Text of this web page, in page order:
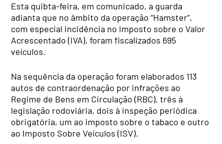
Esta quibta-feira, em comunicado, a guarda
adianta que no âmbito da operação “Hamster”,
com especial incidência no Imposto sobre o Valor
Acrescentado (IVA), foram fiscalizados 695
veículos.
Na sequência da operação foram elaborados 113
autos de contraordenação por infrações ao
Regime de Bens em Circulação (RBC), três à
legislação rodoviária, dois à inspeção periódica
obrigatória, um ao imposto sobre o tabaco e outro
ao Imposto Sobre Veículos (ISV).